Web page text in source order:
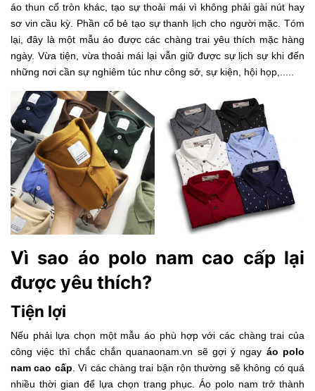
áo thun cổ tròn khác, tạo sự thoải mái vì không phải gài nút hay
sơ vin cầu kỳ. Phần cổ bẻ tạo sự thanh lịch cho người mặc. Tóm
lại, đây là một mẫu áo được các chàng trai yêu thích mặc hàng
ngày. Vừa tiện, vừa thoải mái lại vẫn giữ được sự lịch sự khi đến
những nơi cần sự nghiêm túc như công sở, sự kiện, hội họp,.....
Vì sao áo polo nam cao cấp lại
được yêu thích?
Tiện lợi
Nếu phải lựa chọn một mẫu áo phù hợp với các chàng trai của
công việc thì chắc chắn quanaonam.vn sẽ gợi ý ngay áo polo
nam cao cấp. Vì các chàng trai bận rộn thường sẽ không có quá
nhiều thời gian để lựa chọn trang phục. Áo polo nam trở thành